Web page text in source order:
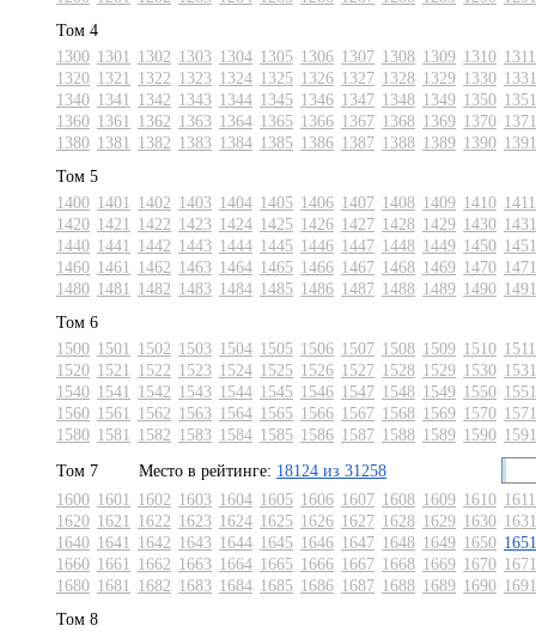
Том 4
1300 1301 1302 1303 1304 1305 1306 1307 1308 1309 1310 1311
1320 1321 1322 1323 1324 1325 1326 1327 1328 1329 1330 1331
1340 1341 1342 1343 1344 1345 1346 1347 1348 1349 1350 1351
1360 1361 1362 1363 1364 1365 1366 1367 1368 1369 1370 1371
1380 1381 1382 1383 1384 1385 1386 1387 1388 1389 1390 1391
Том 5
1400 1401 1402 1403 1404 1405 1406 1407 1408 1409 1410 1411
1420 1421 1422 1423 1424 1425 1426 1427 1428 1429 1430 1431
1440 1441 1442 1443 1444 1445 1446 1447 1448 1449 1450 1451
1460 1461 1462 1463 1464 1465 1466 1467 1468 1469 1470 1471
1480 1481 1482 1483 1484 1485 1486 1487 1488 1489 1490 1491
Том 6
1500 1501 1502 1503 1504 1505 1506 1507 1508 1509 1510 1511
1520 1521 1522 1523 1524 1525 1526 1527 1528 1529 1530 1531
1540 1541 1542 1543 1544 1545 1546 1547 1548 1549 1550 1551
1560 1561 1562 1563 1564 1565 1566 1567 1568 1569 1570 1571
1580 1581 1582 1583 1584 1585 1586 1587 1588 1589 1590 1591
Том 7
Место в рейтинге: 18124 из 31258
1600 1601 1602 1603 1604 1605 1606 1607 1608 1609 1610 1611
1620 1621 1622 1623 1624 1625 1626 1627 1628 1629 1630 1631
1640 1641 1642 1643 1644 1645 1646 1647 1648 1649 1650 1651
1660 1661 1662 1663 1664 1665 1666 1667 1668 1669 1670 1671
1680 1681 1682 1683 1684 1685 1686 1687 1688 1689 1690 1691
Том 8